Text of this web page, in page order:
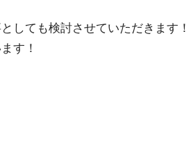
しても検討させていただきます！
す！